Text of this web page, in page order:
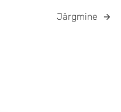
Järgmine